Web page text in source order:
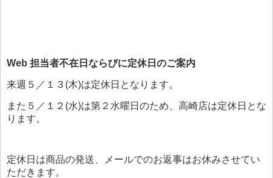
Web 担当者不在日ならびに定休日のご案内
来週５／１３(木)は定休日となります。
また５／１２(水)は第２水曜日のため、高崎店は定休日とな
ります。
定休日は商品の発送、メールでのお返事はお休みさせてい
ただきます。